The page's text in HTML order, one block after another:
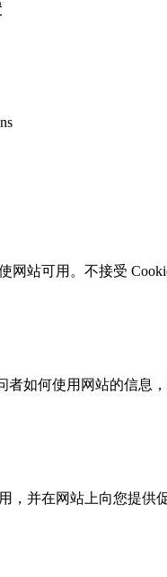
网站可用。不接受
如何使用网站的信息
，并在网站上向您提供